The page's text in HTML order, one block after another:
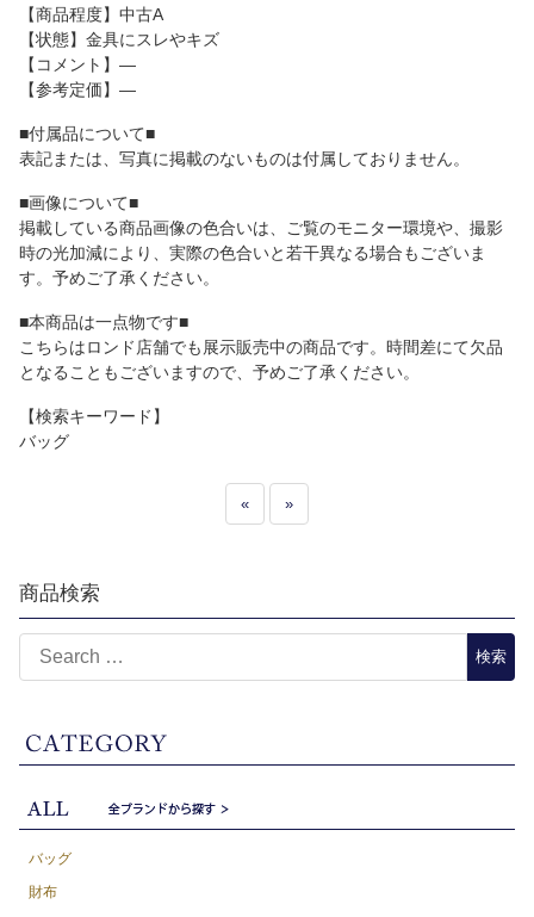
【商品程度】中古A
【状態】金具にスレやキズ
【コメント】―
【参考定価】―
■付属品について■
表記または、写真に掲載のないものは付属しておりません。
■画像について■
掲載している商品画像の色合いは、ご覧のモニター環境や、撮影
時の光加減により、実際の色合いと若干異なる場合もございま
す。予めご了承ください。
■本商品は一点物です■
こちらはロンド店舗でも展示販売中の商品です。時間差にて欠品
となることもございますので、予めご了承ください。
【検索キーワード】
バッグ
« »
商品検索
バッグ
財布